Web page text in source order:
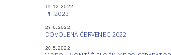
19.12.2022
PF 2023
23.6.2022
DOVOLENÁ ČERVENEC 2022
20.5.2022